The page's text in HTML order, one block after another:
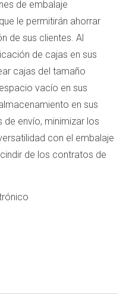
de embalaje
le permitirán ahorrar
de sus clientes. Al
de cajas en sus
cajas del tamaño
vacío en sus
en sus
envío, minimizar los
con el embalaje
de los contratos de